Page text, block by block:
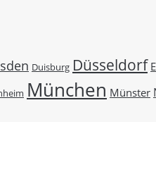
Duisburg Düsseldorf
München Münster